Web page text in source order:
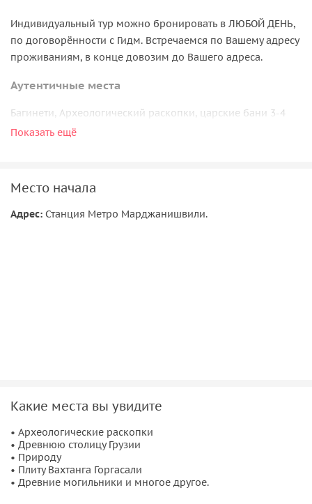
Индивидуальный тур можно бронировать в ЛЮБОЙ ДЕНЬ,
по договорённости с Гидм. Встречаемся по Вашему адресу
проживаниям, в конце довозим до Вашего адреса.
Аутентичные места
Багинети, Археологический раскопки, царские бани 3-4
вв., марани, языческое место поклонения, пещёру, в
Пикник
Показать ещё
Место начала
Адрес: Станция Метро Марджанишвили.
Какие места вы увидите
• Археологические раскопки
• Древнюю столицу Грузии
• Природу
• Плиту Вахтанга Горгасали
• Древние могильники и многое другое.